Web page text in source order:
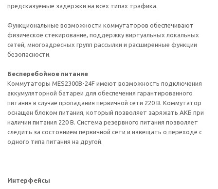
предсказуемые задержки на всех типах трафика.
Функциональные возможности коммутаторов обеспечивают
физическое стекирование, поддержку виртуальных локальных
сетей, многоадресных групп рассылки и расширенные функции
безопасности.
Бесперебойное питание
Коммутаторы MES2300B-24F имеют возможность подключения
аккумуляторной батареи для обеспечения гарантированного
питания в случае пропадания первичной сети 220 В. Коммутатор
оснащен блоком питания, который позволяет заряжать АКБ при
наличии питания 220 В. Система резервного питания позволяет
следить за состоянием первичной сети и извещать о переходе с
одного типа питания на другой.
Интерфейсы